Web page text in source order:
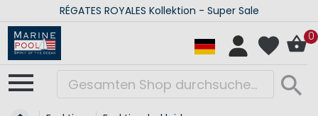
RÉGATES ROYALES Kollektion - Super Sale
0